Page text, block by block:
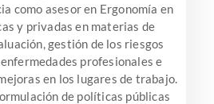
como asesor en Ergonomía en
y privadas en materias de
gestión de los riesgos
profesionales e
en los lugares de trabajo.
de políticas públicas